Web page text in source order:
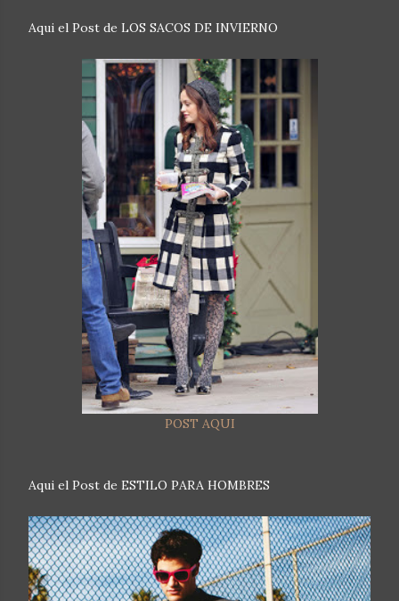
Aqui el Post de LOS SACOS DE INVIERNO
POST AQUI
Aqui el Post de ESTILO PARA HOMBRES